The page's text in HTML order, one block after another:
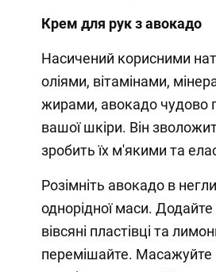
Крем для рук з авокадо
Насичений корисними
оліями, вітамінами,
жирами, авокадо чудово
вашої шкіри. Він
зробить їх м'якими та
Розімніть авокадо в
однорідної маси. Додайте
вівсяні пластівці та
перемішайте.